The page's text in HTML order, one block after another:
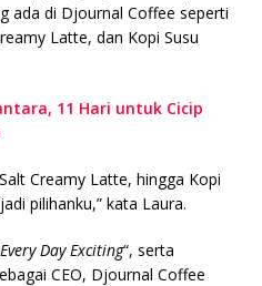
ada di Djournal Coffee seperti
Latte, dan Kopi Susu
11 Hari untuk Cicip
Creamy Latte, hingga Kopi
pilihanku,” kata Laura.
Day Exciting“, serta
CEO, Djournal Coffee